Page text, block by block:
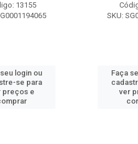
13155
login ou
se para
preços e
SKU:
Faça
ver